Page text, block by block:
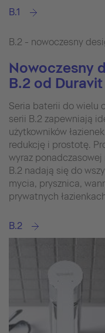
B.1
B.2 - nowoczesny
Nowoczesny
B.2 od Duravit
Seria baterii do wielu
serii B.2 zapewniają
użytkowników
redukcję i prostotę.
wyraz
B.2 nadają się do
mycia, prysznica,
prywatnych
B.2